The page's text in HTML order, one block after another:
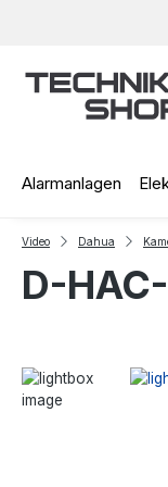
Alarmanlagen
Video Dahua
D-